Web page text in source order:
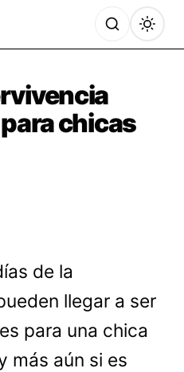
chicas
de la
llegar a ser
para una chica
más aún si es